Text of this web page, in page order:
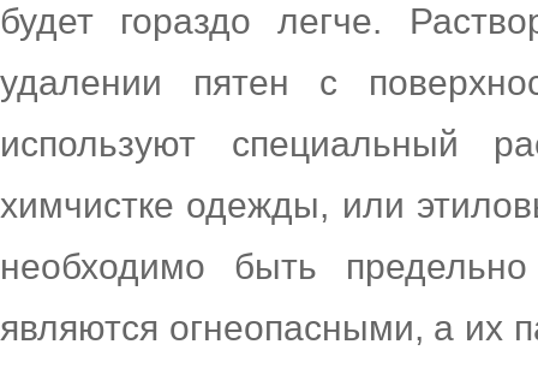
будет гораздо легче.
удалении пятен с
используют специальный
химчистке одежды, или
необходимо быть
являются огнеопасными, а их